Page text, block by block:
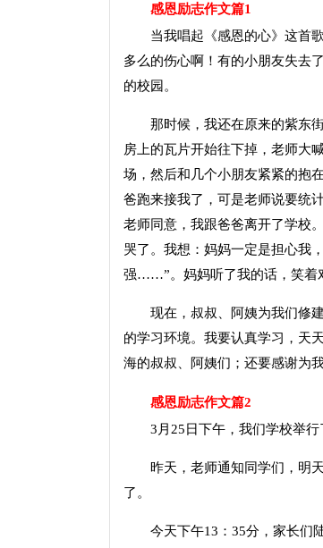
感恩励志作文篇1
当我唱起《感恩的心》这首歌
多么的伤心啊！有的小朋友失去
的校园。
那时候，我还在原来的紫东街
房上的瓦片开始往下掉，老师大
场，然后和几个小朋友紧紧的抱
爸跑来接我了，可是老师说要统
老师同意，我跟爸爸离开了学校
哭了。我想：妈妈一定是担心我
强……”。妈妈听了我的话，笑着
现在，叔叔、阿姨为我们修建
的学习环境。我要认真学习，天
海的叔叔、阿姨们；还要感谢为
感恩励志作文篇2
3月25日下午，我们学校举行
昨天，老师通知同学们，明天
了。
今天下午13：35分，家长们陆